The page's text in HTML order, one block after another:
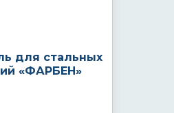
для стальных
«ФАРБЕН»